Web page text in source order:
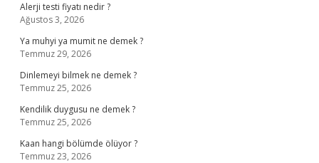
Alerji testi fiyatı nedir ?
Ağustos 3, 2026
Ya muhyi ya mumit ne demek ?
Temmuz 29, 2026
Dinlemeyi bilmek ne demek ?
Temmuz 25, 2026
Kendilik duygusu ne demek ?
Temmuz 25, 2026
Kaan hangi bölümde ölüyor ?
Temmuz 23, 2026